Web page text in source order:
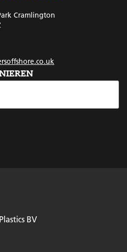
Cramlington
BV